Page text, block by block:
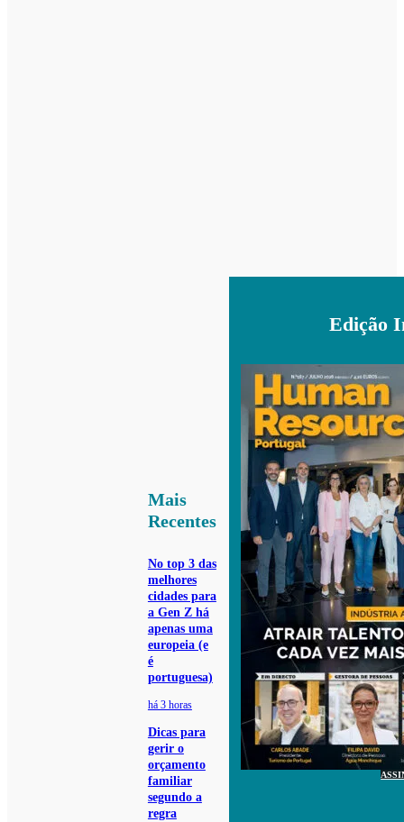
Mais
Recentes
No top 3 das
melhores
cidades para
a Gen Z há
apenas uma
europeia (e
é
portuguesa)
há 3 horas
Dicas para
gerir o
orçamento
familiar
segundo a
regra
Edição